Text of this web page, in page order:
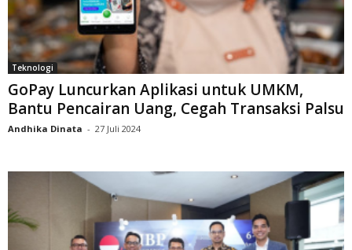
Teknologi
GoPay Luncurkan Aplikasi untuk UMKM,
Bantu Pencairan Uang, Cegah Transaksi Palsu
Andhika Dinata - 27 Juli 2024